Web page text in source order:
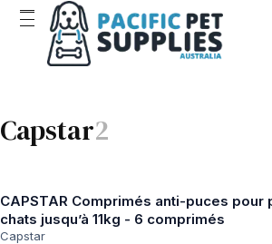
Capstar2
CAPSTAR Comprimés anti-puces pour
chats jusqu’à 11kg - 6 comprimés
Capstar